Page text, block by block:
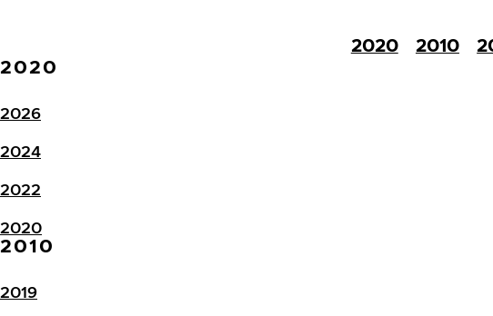
2020 2010
2020
2026
2024
2022
2020
2010
2019